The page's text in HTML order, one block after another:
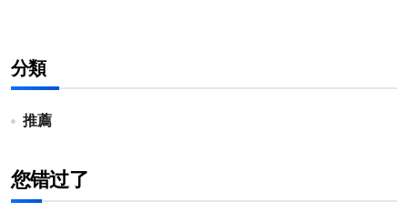
分類
推薦
您错过了